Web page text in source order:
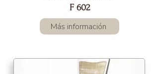
F 602
Más información